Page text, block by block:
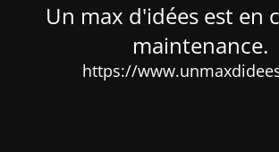
Un max d'idées est en
maintenance.
https://